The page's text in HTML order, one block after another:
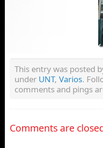
This entry was posted
under UNT, Varios.
comments and pings
Comments are